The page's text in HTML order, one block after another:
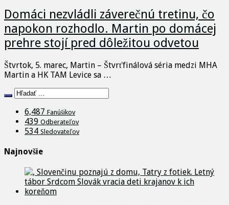
Domáci nezvládli záverečnú tretinu, čo
napokon rozhodlo. Martin po domácej
prehre stojí pred dôležitou odvetou
Štvrtok, 5. marec, Martin – Štvrťfinálová séria medzi MHA
Martin a HK TAM Levice sa …
6,487 Fanúšikov
439 Odberateľov
534 Sledovateľov
Najnovšie